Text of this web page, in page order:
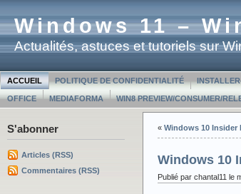
Windows 11 –
Actualités, astuces et tutoriels sur
ACCUEIL POLITIQUE DE CONFIDENTIALITÉ
OFFICE MEDIAFORMA WIN8 PREVIEW/CONSUMER/
S'abonner
Articles (RSS)
Commentaires (RSS)
« Windows 10 Insider
Windows 10
Publié par chantal11 le